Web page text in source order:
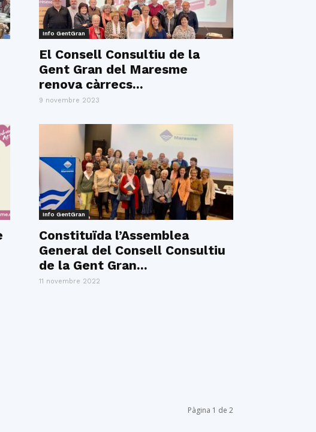
Info GentGran
El Consell Consultiu de la
Gent Gran del Maresme
renova càrrecs...
9 novembre 2023
Info GentGran
Constituïda l’Assemblea
General del Consell Consultiu
de la Gent Gran...
11 novembre 2022
Pàgina 1 de 2